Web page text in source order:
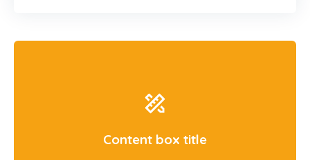
Content box title